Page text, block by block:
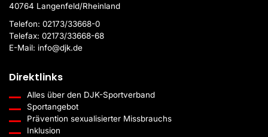
40764 Langenfeld/Rheinland
Telefon: 02173/33668-0
Telefax: 02173/33668-68
E-Mail: info@djk.de
Direktlinks
Alles über den DJK-Sportverband
Sportangebot
Prävention sexualisierter Missbrauchs
Inklusion